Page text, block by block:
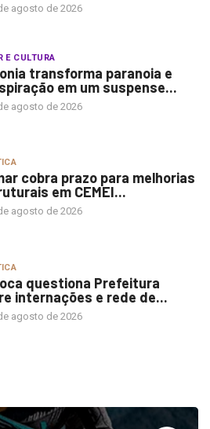
agosto de 2026
E CULTURA
transforma paranoia e
em um suspense...
agosto de 2026
cobra prazo para melhorias
em CEMEI...
agosto de 2026
questiona Prefeitura
internações e rede de...
agosto de 2026